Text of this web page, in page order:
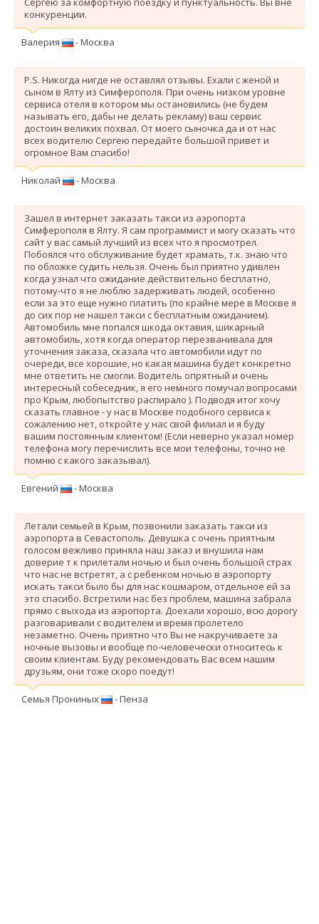
конкуренции.
Валерия - Москва
P.S. Никогда нигде не оставлял отзывы. Ехали с женой и
сыном в Ялту из Симферополя. При очень низком уровне
сервиса отеля в котором мы остановились (не будем
называть его, дабы не делать рекламу) ваш сервис
достоин великих похвал. От моего сыночка да и от нас
всех водителю Сергею передайте большой привет и
огромное Вам спасибо!
Николай - Москва
Зашел в интернет заказать такси из аэропорта
Симферополя в Ялту. Я сам программист и могу сказать что
сайт у вас самый лучший из всех что я просмотрел.
Побоялся что обслуживание будет храмать, т.к. знаю что
по обложке судить нельзя. Очень был приятно удивлен
когда узнал что ожидание действительно бесплатно,
потому-что я не люблю задерживать людей, особенно
если за это еще нужно платить (по крайне мере в Москве я
до сих пор не нашел такси с бесплатным ожиданием).
Автомобиль мне попался шкода октавия, шикарный
автомобиль, хотя когда оператор перезванивала для
уточнения заказа, сказала что автомобили идут по
очереди, все хорошие, но какая машина будет конкретно
мне ответить не смогли. Водитель опрятный и очень
интересный собеседник, я его немного помучал вопросами
про Крым, любопытство распирало ). Подводя итог хочу
сказать главное - у нас в Москве подобного сервиса к
сожалению нет, откройте у нас свой филиал и я буду
вашим постоянным клиентом! (Если неверно указал номер
телефона могу перечислить все мои телефоны, точно не
помню с какого заказывал).
Евгений - Москва
Летали семьей в Крым, позвонили заказать такси из
аэропорта в Севастополь. Девушка с очень приятным
голосом вежливо приняла наш заказ и внушила нам
доверие т к прилетали ночью и был очень большой страх
что нас не встретят, а с ребенком ночью в аэропорту
искать такси было бы для нас кошмаром, отдельное ей за
это спасибо. Вcтретили нас без проблем, машина забрала
прямо с выхода из аэропорта. Доехали хорошо, всю дорогу
разговаривали с водителем и время пролетело
незаметно. Очень приятно что Вы не накручиваете за
ночные вызовы и вообще по-человечески относитесь к
своим клиентам. Буду рекомендовать Вас всем нашим
друзьям, они тоже скоро поедут!
Семья Прониных - Пенза